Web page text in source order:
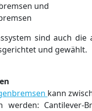
und
sind auch die
und gewählt.
kann
werden: Cantilever-